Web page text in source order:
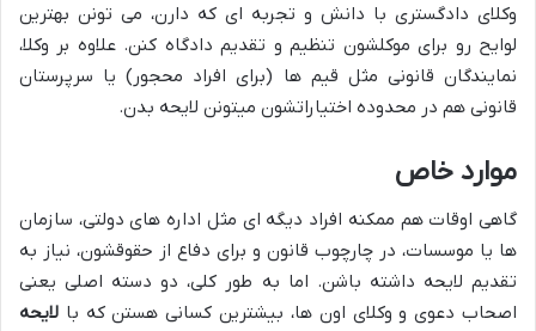
وکلای دادگستری با دانش و تجربه ای که دارن، می تونن بهترین
لوایح رو برای موکلشون تنظیم و تقدیم دادگاه کنن. علاوه بر وکلا،
نمایندگان قانونی مثل قیم ها (برای افراد محجور) یا سرپرستان
قانونی هم در محدوده اختیاراتشون میتونن لایحه بدن.
موارد خاص
گاهی اوقات هم ممکنه افراد دیگه ای مثل اداره های دولتی، سازمان
ها یا موسسات، در چارچوب قانون و برای دفاع از حقوقشون، نیاز به
تقدیم لایحه داشته باشن. اما به طور کلی، دو دسته اصلی یعنی
اصحاب دعوی و وکلای اون ها، بیشترین کسانی هستن که با لایحه